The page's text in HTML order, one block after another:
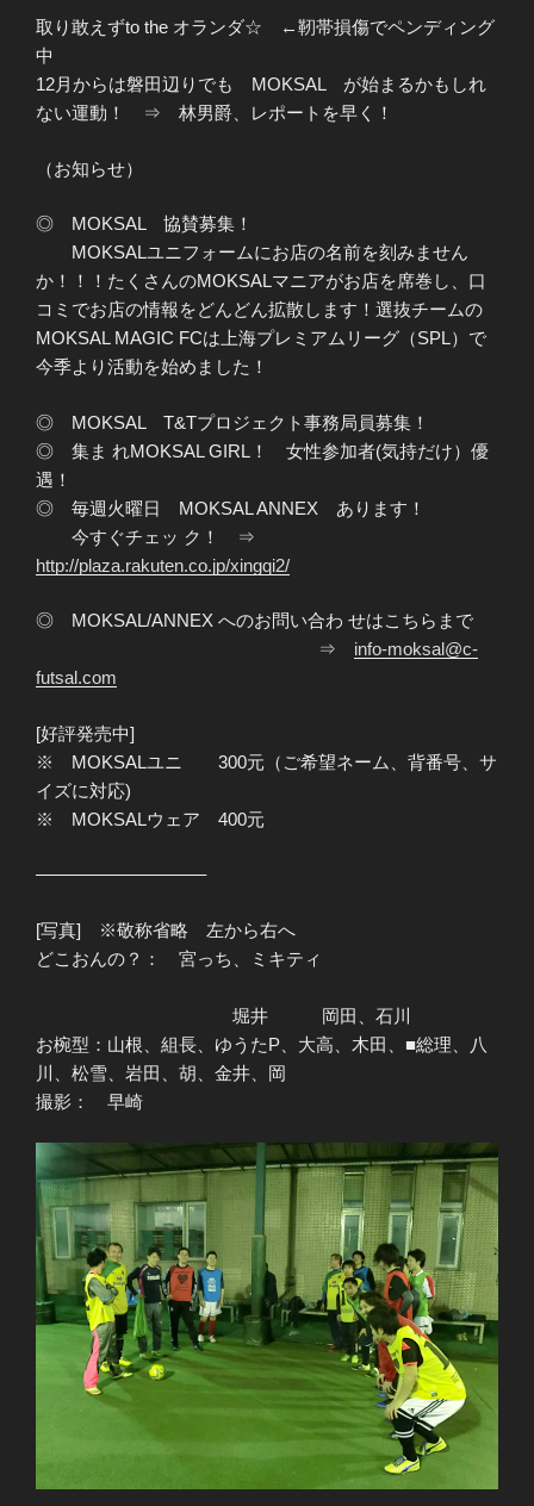
取り敢えずto the オランダ☆ ←靭帯損傷でペンディング
中
12月からは磐田辺りでも MOKSAL が始まるかもしれ
ない運動！ ⇒ 林男爵、レポートを早く！
（お知らせ）
◎ MOKSAL 協賛募集！
MOKSALユニフォームにお店の名前を刻みません
か！！！たくさんのMOKSALマニアがお店を席巻し、口
コミでお店の情報をどんどん拡散します！選抜チームの
MOKSAL MAGIC FCは上海プレミアムリーグ（SPL）で
今季より活動を始めました！
◎ MOKSAL T&Tプロジェクト事務局員募集！
◎ 集ま れMOKSAL GIRL！ 女性参加者(気持だけ）優
遇！
◎ 毎週火曜日 MOKSAL ANNEX あります！
今すぐチェッ ク！ ⇒
http://plaza.rakuten.co.jp/xingqi2/
◎ MOKSAL/ANNEX へのお問い合わ せはこちらまで
⇒ info-moksal@c-
futsal.com
[好評発売中]
※ MOKSALユニ 300元（ご希望ネーム、背番号、サ
イズに対応)
※ MOKSALウェア 400元
—————————–
[写真] ※敬称省略 左から右へ
どこおんの？： 宮っち、ミキティ
堀井 岡田、石川
お椀型：山根、組長、ゆうたP、大高、木田、■総理、八
川、松雪、岩田、胡、金井、岡
撮影： 早崎